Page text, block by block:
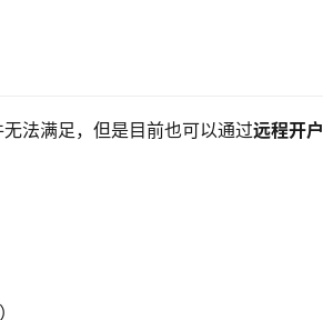
法满足，但是目前也可以通过远程开户
）